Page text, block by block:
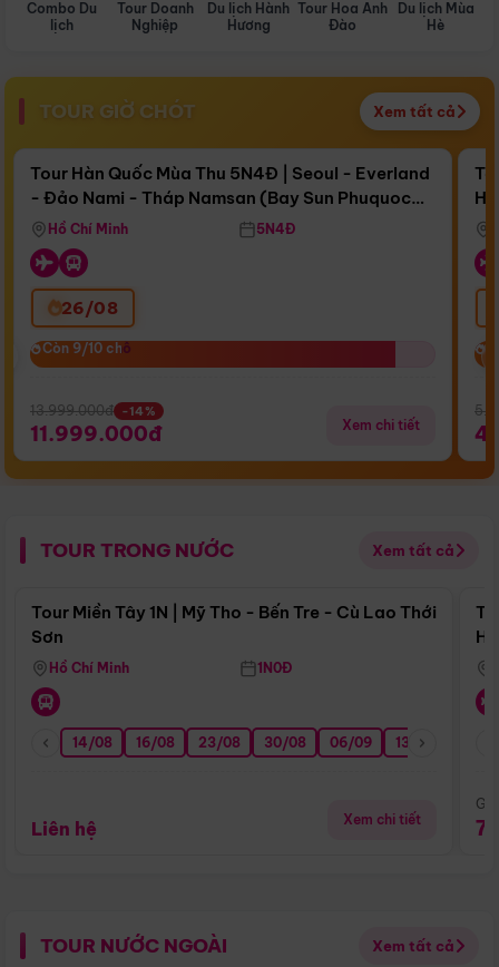
Combo Du
lịch
Tour Doanh
Nghiệp
Du lịch Hành
Hương
Tour Hoa Anh
Đào
Du lịch Mùa
Hè
TOUR GIỜ CHÓT Xem tất cả
Còn16 ngày 15:28:03
Bay Sun Phuquoc Airways
Điểm nổi bật
Tour Hàn Quốc Mùa Thu 5N4Đ | Seoul - Everland
- Đảo Nami - Tháp Namsan (Bay Sun Phuquoc
Airways)
Hồ Chí Minh 5N4Đ
26/08
Còn 9/10 chỗ
Còn 9/10 chỗ
13.999.000đ -14%
11.999.000đ Xem chi tiết
TOUR TRONG NƯỚC Xem tất cả
Điểm nổi bật
Tour Miền Tây 1N | Mỹ Tho - Bến Tre - Cù Lao Thới
Sơn
Hồ Chí Minh 1N0Đ
14/08 16/08 23/08 30/08 06/09 13/09
Liên hệ Xem chi tiết
TOUR NƯỚC NGOÀI Xem tất cả
Điểm nổi bật